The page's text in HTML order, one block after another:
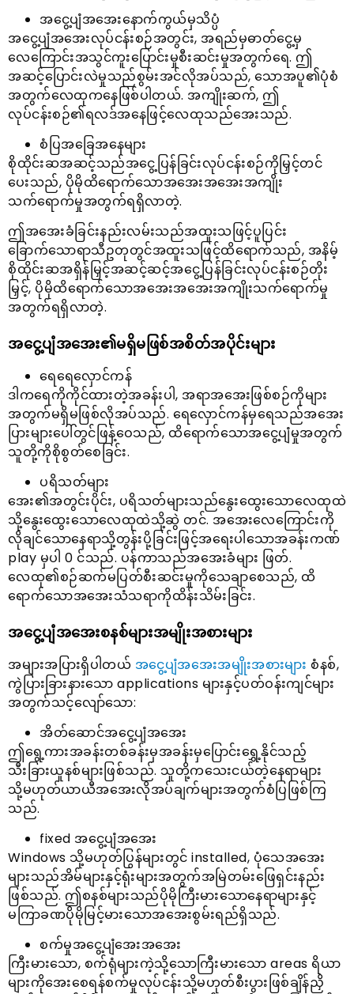
အငွေ့ပျံအအေးနောက်ကွယ်မှသိပ္ပံ
အငွေ့ပျံအအေးလုပ်ငန်းစဉ်အတွင်း, အရည်မှဓာတ်ငွေ့မှ
လေကြောင်းအသွင်ကူးပြောင်းမှုစီးဆင်းမှုအတွက်ရေ. ဤ
အဆင့်ပြောင်းလဲမှုသည်စွမ်းအင်လိုအပ်သည်, သောအပူ၏ပုံစံ
အတွက်လေထုကနေဖြစ်ပါတယ်. အကျိုးဆက်, ဤ
လုပ်ငန်းစဉ်၏ရလဒ်အနေဖြင့်လေထုသည်အေးသည်.
စံပြအခြေအနေများ
စိုထိုင်းဆအဆင့်သည်အငွေ့ပြန်ခြင်းလုပ်ငန်းစဉ်ကိုမြှင့်တင်
ပေးသည်, ပိုမိုထိရောက်သောအအေးအအေးအကျိုး
သက်ရောက်မှုအတွက်ရရှိလာတဲ့.
ဤအအေးခံခြင်းနည်းလမ်းသည်အထူးသဖြင့်ပူပြင်း
ခြောက်သောရာသီဥတုတွင်အထူးသဖြင့်ထိရောက်သည်, အနိမ့်
စိုထိုင်းဆအရှိန်မြှင့်အဆင့်ဆင့်အငွေ့ပြန်ခြင်းလုပ်ငန်းစဉ်တိုး
မြှင့်, ပိုမိုထိရောက်သောအအေးအအေးအကျိုးသက်ရောက်မှု
အတွက်ရရှိလာတဲ့.
အငွေ့ပျံအအေး၏မရှိမဖြစ်အစိတ်အပိုင်းများ
ရေရေလှောင်ကန်
ဒါကရေကိုကိုင်ထားတဲ့အခန်းပါ, အရာအအေးဖြစ်စဉ်ကိုများ
အတွက်မရှိမဖြစ်လိုအပ်သည်. ရေလှောင်ကန်မှရေသည်အအေး
ပြားများပေါ်တွင်ဖြန့်ဝေသည်, ထိရောက်သောအငွေ့ပျံမှုအတွက်
သူတို့ကိုစိုစွတ်စေခြင်း.
ပရိသတ်များ
အေး၏အတွင်းပိုင်း, ပရိသတ်များသည်နွေးထွေးသောလေထုထဲ
သို့နွေးထွေးသောလေထုထဲသို့ဆွဲ တင်. အအေးလေကြောင်းကို
လိုချင်သောနေရာသို့တွန်းပို့ခြင်းဖြင့်အရေးပါသောအခန်းကဏ်
play မှပါ 0 င်သည်. ပန်ကာသည်အအေးခံများ ဖြတ်.
လေထု၏စဉ်ဆက်မပြတ်စီးဆင်းမှုကိုသေချာစေသည်, ထိ
ရောက်သောအအေးသံသရာကိုထိန်းသိမ်းခြင်း.
အငွေ့ပျံအအေးစနစ်များအမျိုးအစားများ
အများအပြားရှိပါတယ် အငွေ့ပျံအအေးအမျိုးအစားများ စံနစ်,
ကွဲပြားခြားနားသော applications များနှင့်ပတ်ဝန်းကျင်များ
အတွက်သင့်လျော်သော:
အိတ်ဆောင်အငွေ့ပျံအအေး
ဤရွေ့ကားအခန်းတစ်ခန်းမှအခန်းမှပြောင်းရွှေ့နိုင်သည့်
သီးခြားယူနစ်များဖြစ်သည်. သူတို့ကသေးငယ်တဲ့နေရာများ
သို့မဟုတ်ယာယီအအေးလိုအပ်ချက်များအတွက်စံပြဖြစ်ကြ
သည်.
fixed အငွေ့ပျံအအေး
Windows သို့မဟုတ်ပြွန်များတွင် installed, ပုံသေအအေး
များသည်အိမ်များနှင့်ရုံးများအတွက်အမြဲတမ်းဖြေရှင်းနည်း
ဖြစ်သည်. ဤစနစ်များသည်ပိုမိုကြီးမားသောနေရာများနှင့်
မကြာခဏပိုမိုမြင့်မားသောအအေးစွမ်းရည်ရှိသည်.
စက်မှုအငွေ့ပျံအေးအအေး
ကြီးမားသော, စက်ရုံများကဲ့သို့သောကြီးမားသော areas ရိယာ
များကိုအေးစေရန်စက်မှုလုပ်ငန်းသို့မဟုတ်စီးပွားဖြစ်ချိန်ညှိ